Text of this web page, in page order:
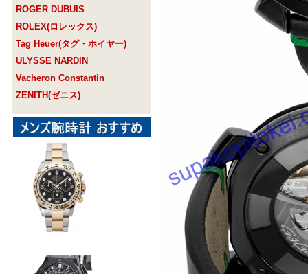
ROGER DUBUIS
ROLEX(ロレックス)
Tag Heuer(タグ・ホイヤー)
ULYSSE NARDIN
Vacheron Constantin
ZENITH(ゼニス)